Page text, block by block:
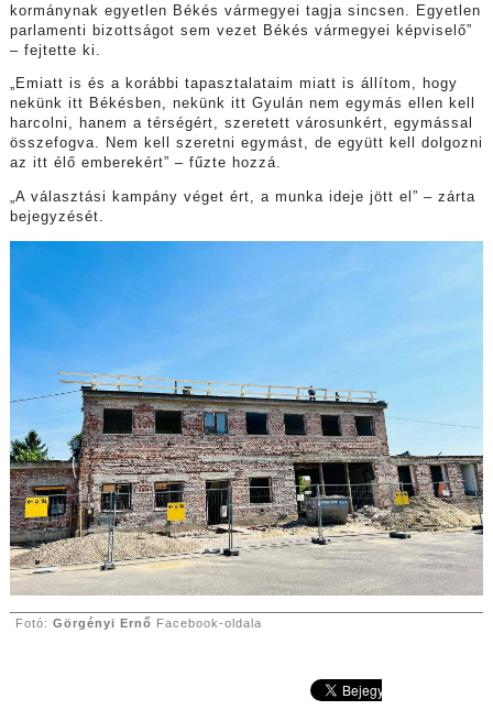
kormánynak egyetlen Békés vármegyei tagja sincsen. Egyetlen
parlamenti bizottságot sem vezet Békés vármegyei képviselő”
– fejtette ki.
„Emiatt is és a korábbi tapasztalataim miatt is állítom, hogy
nekünk itt Békésben, nekünk itt Gyulán nem egymás ellen kell
harcolni, hanem a térségért, szeretett városunkért, egymással
összefogva. Nem kell szeretni egymást, de együtt kell dolgozni
az itt élő emberekért” – fűzte hozzá.
„A választási kampány véget ért, a munka ideje jött el” – zárta
bejegyzését.
Fotó: Görgényi Ernő Facebook-oldala